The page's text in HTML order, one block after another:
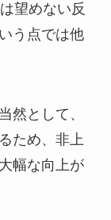
望めない反
う点では他
然として、
ため、非上
幅な向上が